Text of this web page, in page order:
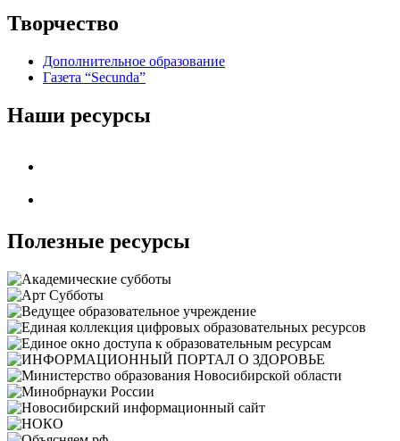
Творчество
Дополнительное образование
Газета “Secunda”
Наши ресурсы
Полезные ресурсы